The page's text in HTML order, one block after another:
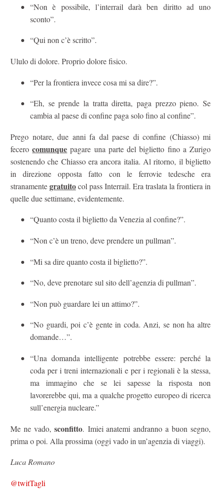
“Non è possibile, l’interrail darà ben diritto ad uno
sconto”.
“Qui non c’è scritto”.
Ululo di dolore. Proprio dolore fisico.
“Per la frontiera invece cosa mi sa dire?”.
“Eh, se prende la tratta diretta, paga prezzo pieno. Se
cambia al paese di confine paga solo fino al confine”.
Prego notare, due anni fa dal paese di confine (Chiasso) mi
fecerocomunque pagare una parte del biglietto fino a Zurigo
sostenendo che Chiasso era ancora italia. Al ritorno, il biglietto
in direzione opposta fatto con le ferrovie tedesche era
stranamentegratuitocol pass Interrail. Era traslata la frontiera in
quelle due settimane, evidentemente.
“Quanto costa il biglietto da Venezia al confine?”.
“Non c’è un treno, deve prendere un pullman”.
“Mi sa dire quanto costa il biglietto?”.
“No, deve prenotare sul sito dell’agenzia di pullman”.
“Non può guardare lei un attimo?”.
“No guardi, poi c’è gente in coda. Anzi, se non ha altre
domande…”.
“Una domanda intelligente potrebbe essere: perché la
coda per i treni internazionali e per i regionali è la stessa,
ma immagino che se lei sapesse la risposta non
lavorerebbe qui, ma a qualche progetto europeo di ricerca
sull’energia nucleare.”
Me ne vado, sconfitto. Imiei anatemi andranno a buon segno,
prima o poi. Alla prossima (oggi vado in un’agenzia di viaggi).
Luca Romano
@twitTagli